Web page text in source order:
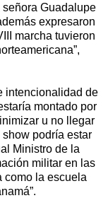
Guadalupe
expresaron
marcha tuvieron
intencionalidad de
montado por
u no llegar
show podría estar
Ministro de la
militar en las
como la escuela